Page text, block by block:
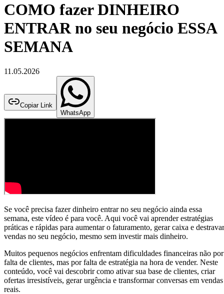
COMO fazer DINHEIRO
ENTRAR no seu negócio ESSA
SEMANA
11.05.2026
Copiar Link
WhatsApp
Se você precisa fazer dinheiro entrar no seu negócio ainda essa
semana, este vídeo é para você. Aqui você vai aprender estratégias
práticas e rápidas para aumentar o faturamento, gerar caixa e destravar
vendas no seu negócio, mesmo sem investir mais dinheiro.
Muitos pequenos negócios enfrentam dificuldades financeiras não por
falta de clientes, mas por falta de estratégia na hora de vender. Neste
conteúdo, você vai descobrir como ativar sua base de clientes, criar
ofertas irresistíveis, gerar urgência e transformar conversas em vendas
reais.